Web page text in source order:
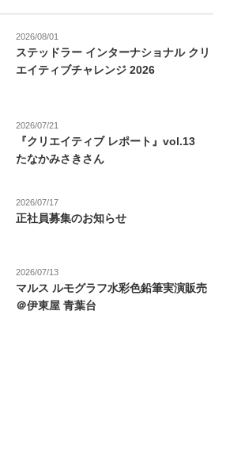
2026/08/01
ステッドラー インターナショナル クリ
エイティブチャレンジ 2026
2026/07/21
『クリエイティブ レポート』vol.13
たなかみさきさん
2026/07/17
正社員募集のお知らせ
2026/07/13
マルス ルモグラフ水彩色鉛筆実演販売
＠伊東屋 青葉台